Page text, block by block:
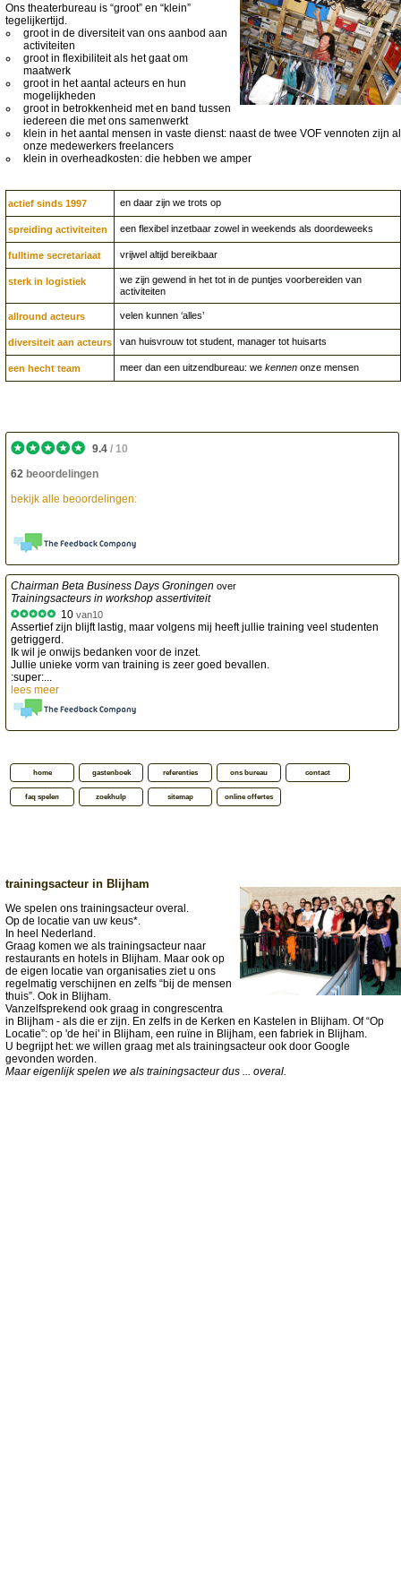
Ons theaterbureau is “groot” en “klein”
tegelijkertijd.
groot in de diversiteit van ons aanbod aan
activiteiten
groot in flexibiliteit als het gaat om
maatwerk
groot in het aantal acteurs en hun
mogelijkheden
groot in betrokkenheid met en band tussen
iedereen die met ons samenwerkt
klein in het aantal mensen in vaste dienst: naast de twee VOF vennoten zijn al
onze medewerkers freelancers
klein in overheadkosten: die hebben we amper
actief sinds 1997 en daar zijn we trots op
spreiding activiteiten een flexibel inzetbaar zowel in weekends als doordeweeks
fulltime secretariaat vrijwel altijd bereikbaar
sterk in logistiek
we zijn gewend in het tot in de puntjes voorbereiden van
activiteiten
allround acteurs velen kunnen ‘alles’
diversiteit aan acteurs van huisvrouw tot student, manager tot huisarts
een hecht team meer dan een uitzendbureau: we kennen onze mensen
9.4 / 10
62 beoordelingen
bekijk alle beoordelingen:
Chairman Beta Business Days Groningen over
Trainingsacteurs in workshop assertiviteit
10van10
Assertief zijn blijft lastig, maar volgens mij heeft jullie training veel studenten
getriggerd.
Ik wil je onwijs bedanken voor de inzet.
Jullie unieke vorm van training is zeer goed bevallen.
:super:...
lees meer
home gastenboek referenties ons bureau contact
faq spelen zoekhulp sitemap online offertes
trainingsacteur in Blijham
We spelen ons trainingsacteur overal.
Op de locatie van uw keus*.
In heel Nederland.
Graag komen we als trainingsacteur naar
restaurants en hotels in Blijham. Maar ook op
de eigen locatie van organisaties ziet u ons
regelmatig verschijnen en zelfs “bij de mensen
thuis”. Ook in Blijham.
Vanzelfsprekend ook graag in congrescentra
in Blijham - als die er zijn. En zelfs in de Kerken en Kastelen in Blijham. Of “Op
Locatie”: op 'de hei' in Blijham, een ruïne in Blijham, een fabriek in Blijham.
U begrijpt het: we willen graag met als trainingsacteur ook door Google
gevonden worden.
Maar eigenlijk spelen we als trainingsacteur dus ... overal.